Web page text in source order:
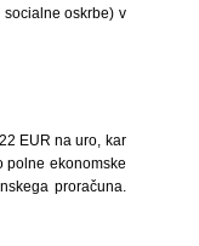
oskrbe) v
EUR na uro, kar
polne ekonomske
proračuna.